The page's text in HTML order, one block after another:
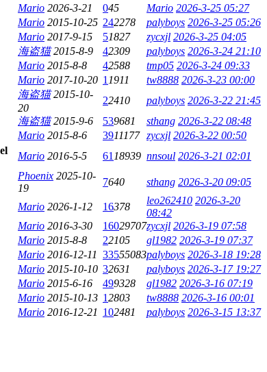
Mario 2026-3-21 045 Mario 2026-3-25 05:27
Mario 2015-10-25 242278 palyboys 2026-3-25 05:26
Mario 2017-9-15 51827 zycxjl 2026-3-25 04:05
海盗猫 2015-8-9 42309 palyboys 2026-3-24 21:10
Mario 2015-8-8 42588 tmp05 2026-3-24 09:33
Mario 2017-10-20 1 1911 tw8888 2026-3-23 00:00
海盗猫 2015-10-
20
22410 palyboys 2026-3-22 21:45
海盗猫 2015-9-6 539681 sthang 2026-3-22 08:48
Mario 2015-8-6 3911177 zycxjl 2026-3-22 00:50
Mario 2016-5-5 61 18939 nnsoul 2026-3-21 02:01
Phoenix 2025-10-
19
7640 sthang 2026-3-20 09:05
Mario 2026-1-12 16378
leo262410 2026-3-20
08:42
Mario 2016-3-30 16029707zycxjl 2026-3-19 07:58
Mario 2015-8-8 22105 gl1982 2026-3-19 07:37
Mario 2016-12-11 33555083palyboys 2026-3-18 19:28
Mario 2015-10-10 32631 palyboys 2026-3-17 19:27
Mario 2015-6-16 499328 gl1982 2026-3-16 07:19
Mario 2015-10-13 12803 tw8888 2026-3-16 00:01
Mario 2016-12-21 102481 palyboys 2026-3-15 13:37